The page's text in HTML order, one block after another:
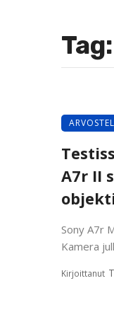
A7r II
Sony A7r
Kamera
Kirjoittanut